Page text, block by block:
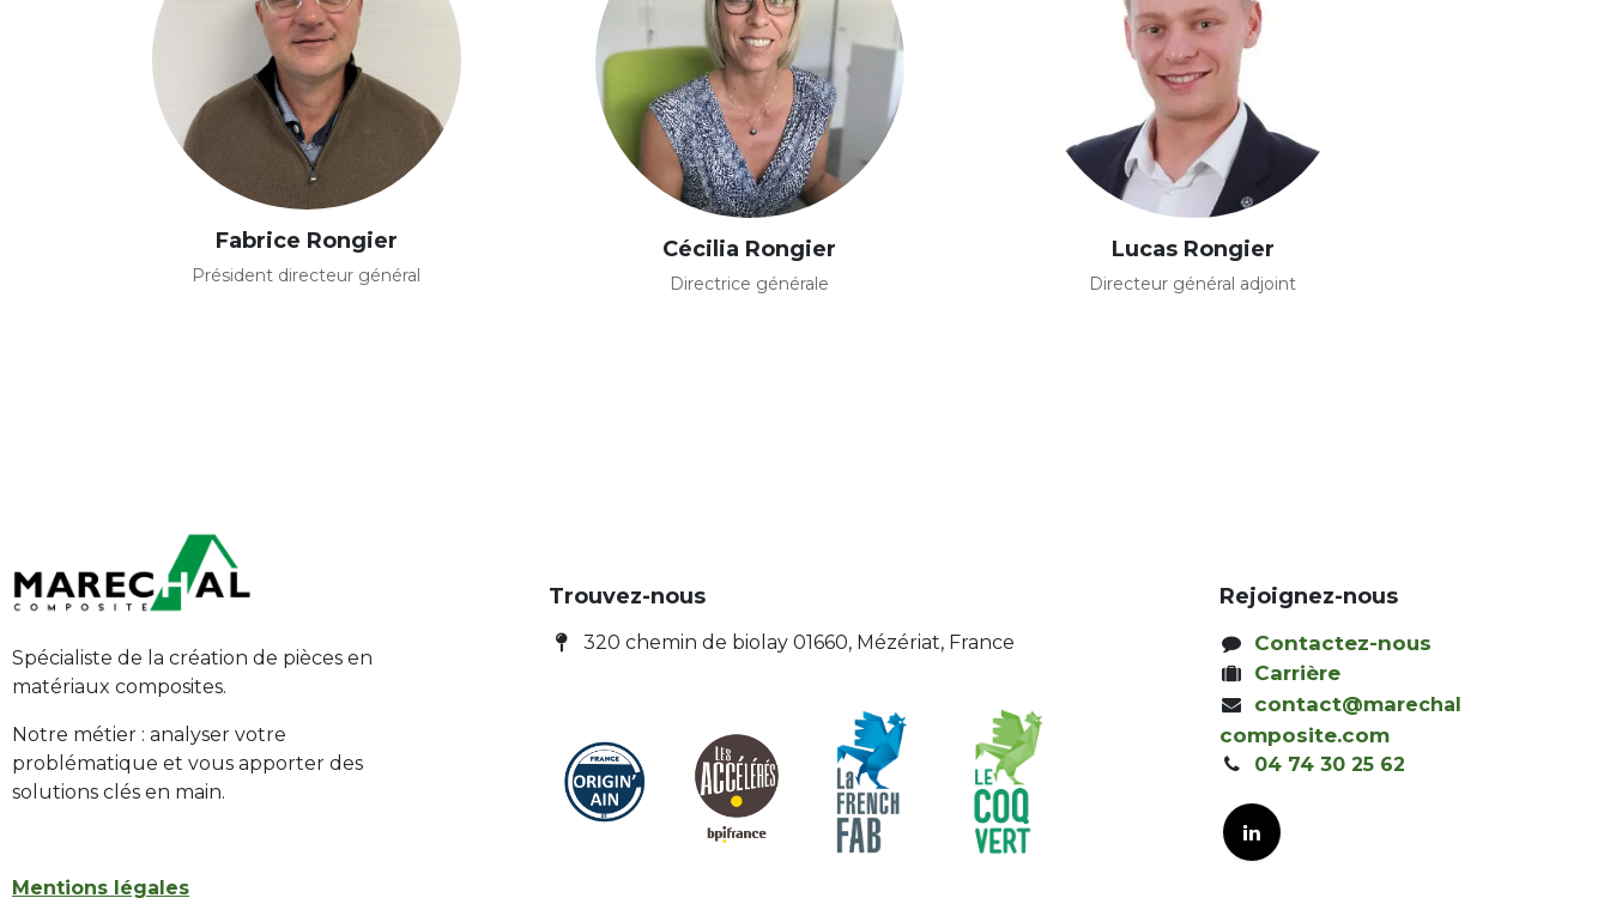
Lucas Rongier
Directeur général adjoint
Cécilia Rongier
Directrice générale
Fabrice Rongier
Président directeur général
Rejoignez-nous
Contactez-nous
Carrière
contact@marechal
composite.com
04 74 30 25 62
Spécialiste de la création de pièces en
matériaux composites.
Notre métier : analyser votre
problématique et vous apporter des
solutions clés en main.
Mentions légales
Trouvez-nous
320 chemin de biolay 01660, Mézériat, France